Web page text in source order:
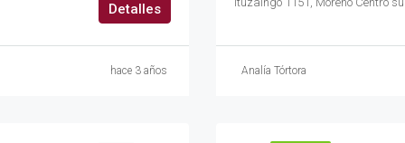
Detalles
hace 3 años Analía Tórtora